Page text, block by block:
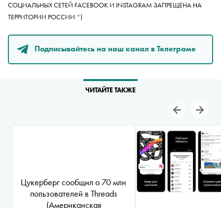
СОЦИАЛЬНЫХ СЕТЕЙ FACEBOOK И INSTAGRAM ЗАПРЕЩЕНА НА
ТЕРРИТОРИИ РОССИИ *)
Подписывайтесь на наш канал в Телеграме
ЧИТАЙТЕ ТАКЖЕ
Цукерберг сообщил о 70 млн
пользователей в Threads
(Американская